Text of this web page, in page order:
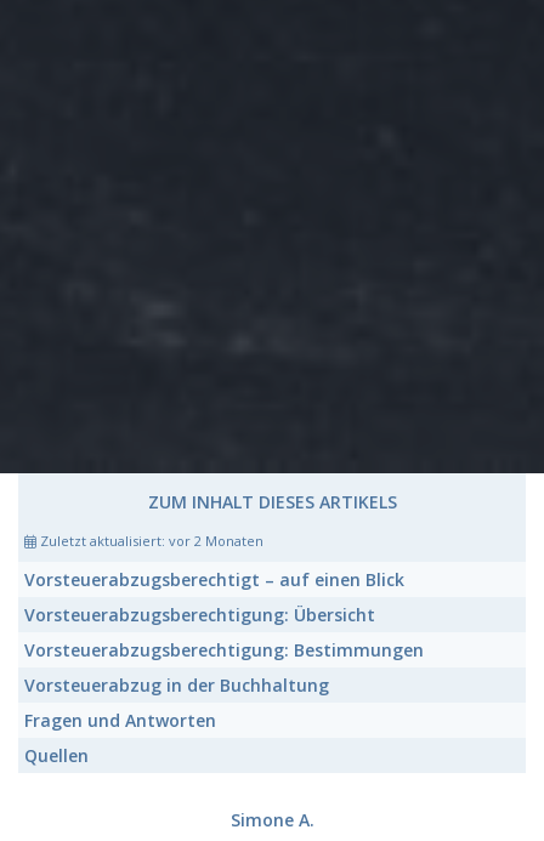
ZUM INHALT DIESES ARTIKELS
Zuletzt aktualisiert: vor 2 Monaten
Vorsteuerabzugsberechtigt – auf einen Blick
Vorsteuerabzugsberechtigung: Übersicht
Vorsteuerabzugsberechtigung: Bestimmungen
Vorsteuerabzug in der Buchhaltung
Fragen und Antworten
Quellen
Simone A.